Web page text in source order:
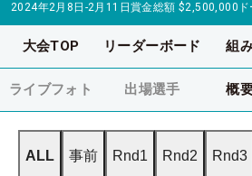
2024年2月8日-2月11日賞金総額 $2,500,000
大会TOP リーダーボード 組
ライブフォト 出場選手 概
ALL 事前 Rnd1 Rnd2 Rnd3